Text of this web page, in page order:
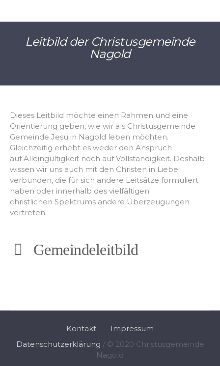
Leitbild der Christusgemeinde
Nagold
Dieses Leitbild möchte einen Rahmen und eine
Orientierung geben, wie wir als Christusgemeinde
Gemeinde Jesu in Nagold leben möchten.
Gleichzeitig erhebt es weder den Anspruch
auf Alleingültigkeit noch auf Vollständigkeit. Deshalb
wissen wir uns auch mit den Christen in Liebe
verbunden, die für sich andere Leitsätze formuliert
haben oder innerhalb des vielfältigen
christlichen Spektrums andere Überzeugungen
vertreten.
Gemeindeleitbild
Kontakt
Impressum
Datenschutzerklärung / © 2020 Christusgemeinde
Nagold